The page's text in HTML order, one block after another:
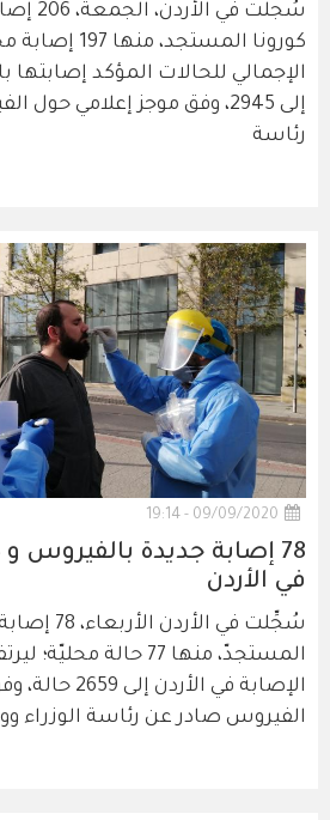
سُجلت
كورونا
الإجمالي للحالات المؤكد إصابتها
إلى 2945، وفق موجز إعلامي
رئاسة
09/09/2020 - 19:14
في الأردن
سُجِّلت في
المستجدّ، منها 77 حالة
الإصابة في
الفيروس صادر عن رئاسة الوزراء